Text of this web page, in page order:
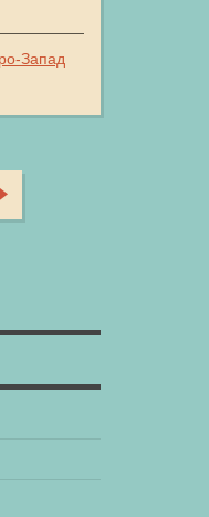
Запад